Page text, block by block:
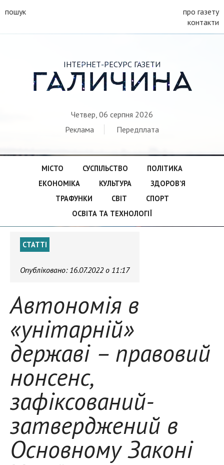
пошук
про газету
контакти
ІНТЕРНЕТ-РЕСУРС ГАЗЕТИ
ГАЛИЧИНА
Четвер, 06 серпня 2026
Реклама
Передплата
МІСТО СУСПІЛЬСТВО
ПОЛІТИКА
ЕКОНОМІКА
КУЛЬТУРА
ЗДОРОВ’Я
ТРАФУНКИ
СВІТ
СПОРТ
ОСВІТА ТА ТЕХНОЛОГІЇ
СТАТТІ
Опубліковано: 16.07.2022 о 11:17
Автономія в
«унітарній»
державі – правовий
нонсенс,
зафіксований-
затверджений в
Основному Законі